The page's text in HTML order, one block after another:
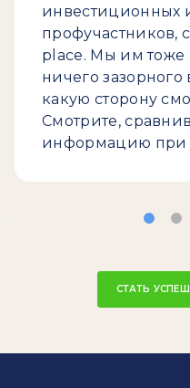
инвестиционных
профучастников,
place. Мы им тоже
ничего зазорного
какую сторону
Смотрите,
информацию при
СТАТЬ